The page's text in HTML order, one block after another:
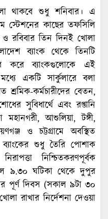
থাকবে শুধু শনিবার। এ
স্টেশনের কাছের তফসিলি
ও রবিবার তিন দিনই খোলা
ব্যাংক থেকে তিনটি
করে ব্যাংকগুলোকে এই
একটি সার্কুলারে বলা
শ্রমিক-কর্মচারীদের বেতন,
সুবিধার্থে এবং রপ্তানি
মহানগরী, আশুলিয়া, টঙ্গী,
ও চট্টগ্রামে অবস্থিত
ব্যাংকের শুধু তৈরি পোশাক
নিশ্চিতকরণপূর্বক
৯.৩০ ঘটিকা থেকে দুপুর
পূর্ণ দিবস (সকাল ৯টা ৩০
রাখার নির্দেশনা দেওয়া